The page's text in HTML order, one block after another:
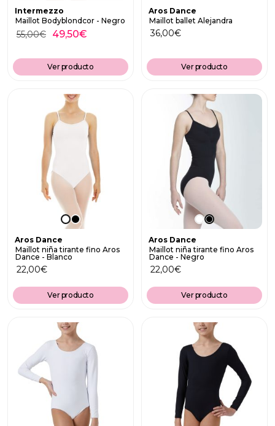
Intermezzo
Maillot Bodyblondcor - Negro
55,00€ 49,50€
Ver producto
Aros Dance
Maillot ballet Alejandra
36,00€
Ver producto
Aros Dance
Maillot niña tirante fino Aros
Dance - Blanco
22,00€
Ver producto
Aros Dance
Maillot niña tirante fino Aros
Dance - Negro
22,00€
Ver producto